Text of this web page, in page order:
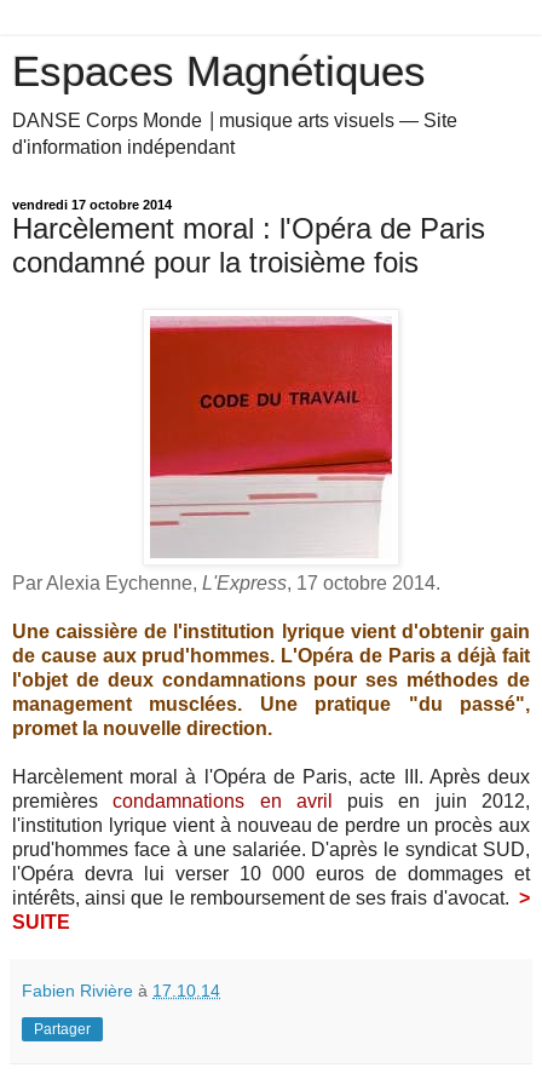
Espaces Magnétiques
DANSE Corps Monde ⎥ musique arts visuels — Site
d'information indépendant
vendredi 17 octobre 2014
Harcèlement moral : l'Opéra de Paris
condamné pour la troisième fois
Par Alexia Eychenne, L'Express, 17 octobre 2014.
Une caissière de l'institution lyrique vient d'obtenir gain
de cause aux prud'hommes. L'Opéra de Paris a déjà fait
l'objet de deux condamnations pour ses méthodes de
management musclées. Une pratique "du passé",
promet la nouvelle direction.
Harcèlement moral à l'Opéra de Paris, acte III. Après deux
premièrescondamnations en avril
puis en juin 2012,
l'institution lyrique vient à nouveau de perdre un procès aux
prud'hommes face à une salariée. D'après le syndicat SUD,
l'Opéra devra lui verser 10 000 euros de dommages et
intérêts, ainsi que le remboursement de ses frais d'avocat. >
SUITE
Fabien Rivière à 17.10.14
Partager